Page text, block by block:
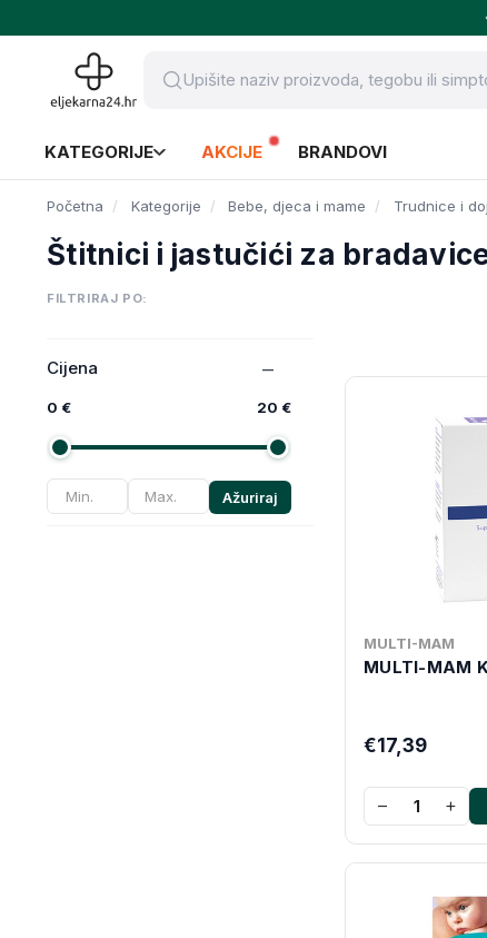
KATEGORIJE AKCIJE BRANDOVI
Početna Kategorije Bebe, djeca i mame Trudnice i
Štitnici i jastučići za
FILTRIRAJ PO:
Cijena
0 € 20 €
Ažuriraj
MULTI-MAM
MULTI-MAM
€17,39
− +